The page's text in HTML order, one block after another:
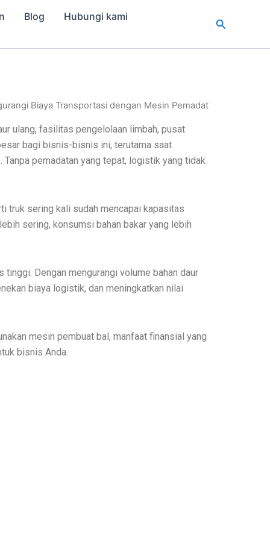
Blog Hubungi kami Cari
Biaya Transportasi dengan Mesin Pemadat
ulang, fasilitas pengelolaan limbah, pusat
bagi bisnis-bisnis ini, terutama saat
pemadatan yang tepat, logistik yang tidak
truk sering kali sudah mencapai kapasitas
sering, konsumsi bahan bakar yang lebih
Dengan mengurangi volume bahan daur
biaya logistik, dan meningkatkan nilai
mesin pembuat bal, manfaat finansial yang
bisnis Anda.